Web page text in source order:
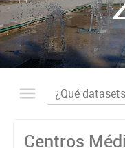
Centros